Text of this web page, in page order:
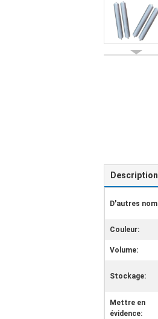
D'autres
Couleur:
Volume:
Stockage:
Mettre en
évidence: